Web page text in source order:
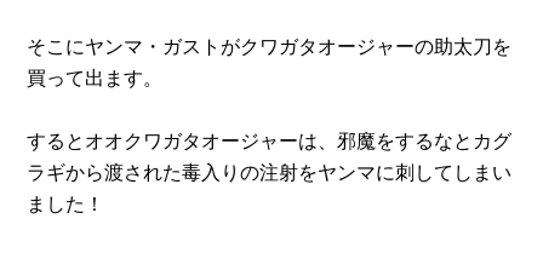
そこにヤンマ・ガストがクワガタオージャーの助太刀を
買って出ます。
するとオオクワガタオージャーは、邪魔をするなとカグ
ラギから渡された毒入りの注射をヤンマに刺してしまい
ました！